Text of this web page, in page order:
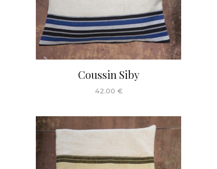
Coussin Siby
42.00 €